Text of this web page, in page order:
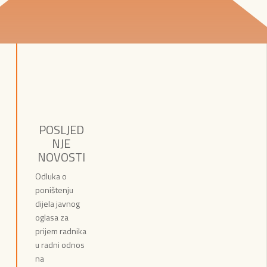
POSLJED
NJE
NOVOSTI
Odluka o
poništenju
dijela javnog
oglasa za
prijem radnika
u radni odnos
na